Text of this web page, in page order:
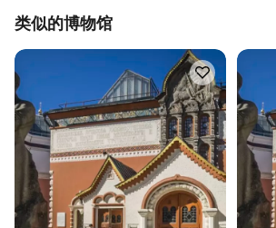
类似的博物馆